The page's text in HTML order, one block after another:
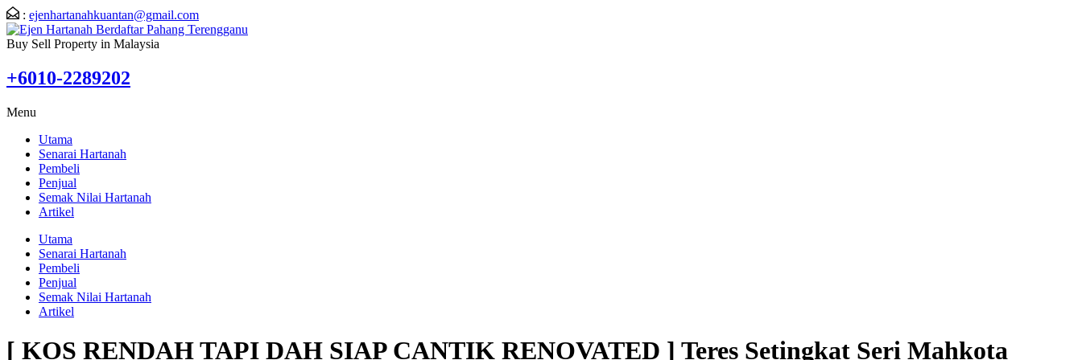
: ejenhartanahkuantan@gmail.com
Buy Sell Property in Malaysia
+6010-2289202
Menu
Utama
Senarai Hartanah
Pembeli
Penjual
Semak Nilai Hartanah
Artikel
Utama
Senarai Hartanah
Pembeli
Penjual
Semak Nilai Hartanah
Artikel
[ KOS RENDAH TAPI DAH SIAP CANTIK RENOVATED ] Teres Setingkat Seri Mahkota